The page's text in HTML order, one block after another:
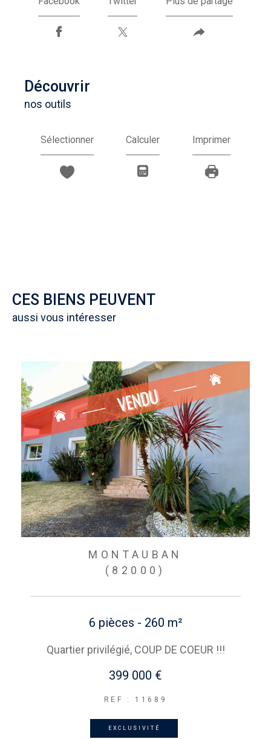
découvrir
nos outils
Sélectionner Calculer Imprimer
CES BIENS PEUVENT
aussi vous intéresser
MONTAUBAN
(82000)
6 pièces - 260 m²
Quartier privilégié, COUP DE COEUR !!!
399 000 €
REF : 11689
EXCLUSIVITÉ